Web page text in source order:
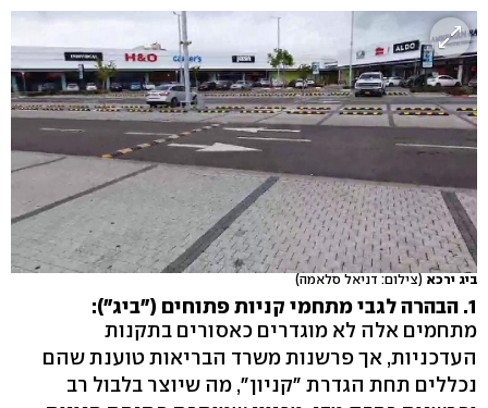
ביג ירכא (צילום: דניאל סלאמה)
1. הבהרה לגבי מתחמי קניות פתוחים ("ביג"):
מתחמים אלה לא מוגדרים כאסורים בתקנות
העדכניות, אך פרשנות משרד הבריאות טוענת שהם
נכללים תחת הגדרת "קניון", מה שיוצר בלבול רב